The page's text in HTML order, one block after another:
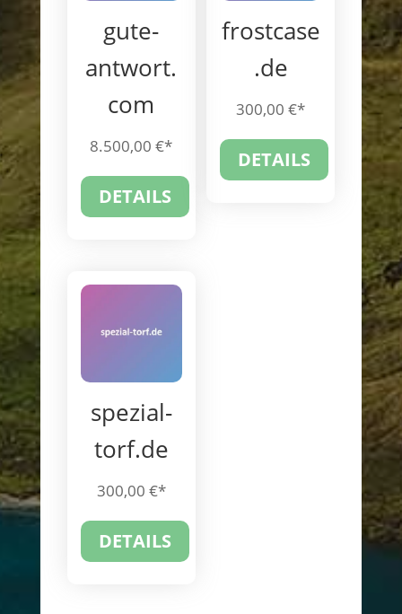
gute-
antwort.
com
8.500,00€
DETAILS
frostcase
.de
300,00€
DETAILS
spezial-
torf.de
300,00 €
DETAILS